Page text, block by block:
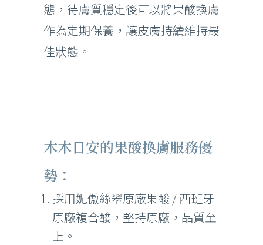
態，待膚質穩定後可以將果酸換膚
作為定期保養，讓皮膚持續維持最
佳狀態。
木木日安的果酸換膚服務優
勢：
採用妮傲絲翠原廠果酸 / 西班牙
原廠複合酸，堅持原廠，品質至
上。